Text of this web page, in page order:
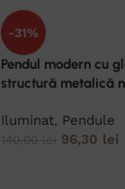
-31%
Pendul modern cu
structură metalică
Iluminat, Pendule
96,30 lei